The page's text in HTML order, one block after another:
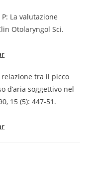
La valutazione
Otolaryngol Sci.
relazione tra il picco
d’aria soggettivo nel
15 (5): 447-51.